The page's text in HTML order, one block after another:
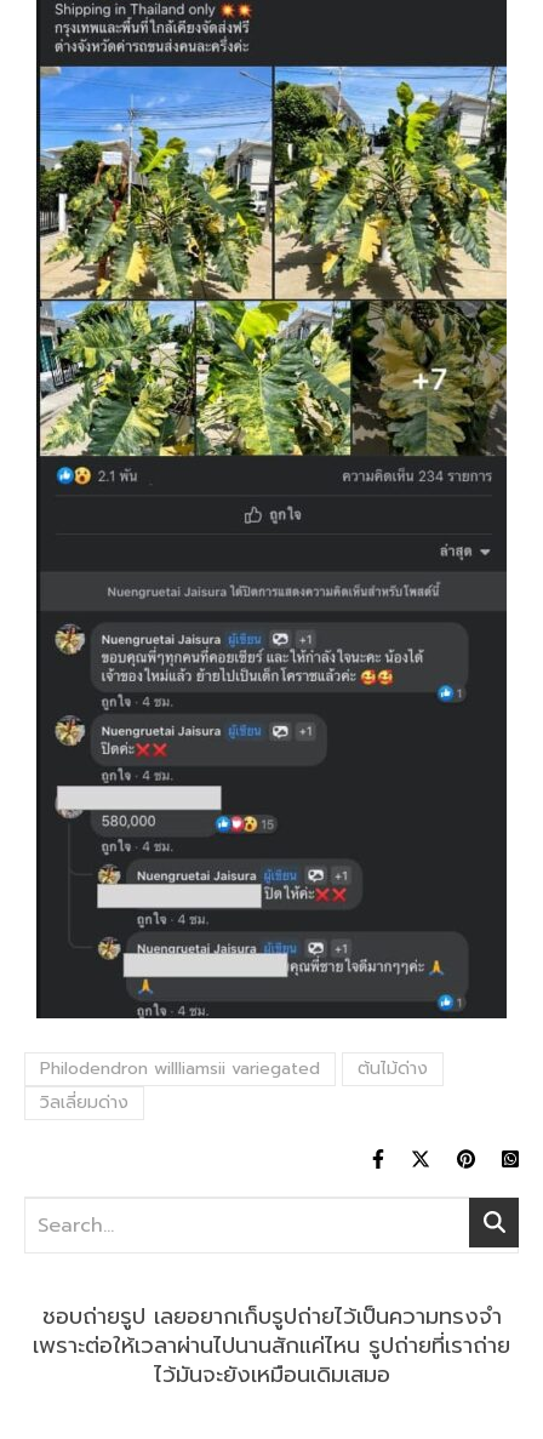
Philodendron willliamsii variegated
ต้นไม้ด่าง
วิลเลี่ยมด่าง
ชอบถ่ายรูป เลยอยากเก็บรูปถ่ายไว้เป็นความทรงจำ
เพราะต่อให้เวลาผ่านไปนานสักแค่ไหน รูปถ่ายที่เราถ่าย
ไว้มันจะยังเหมือนเดิมเสมอ